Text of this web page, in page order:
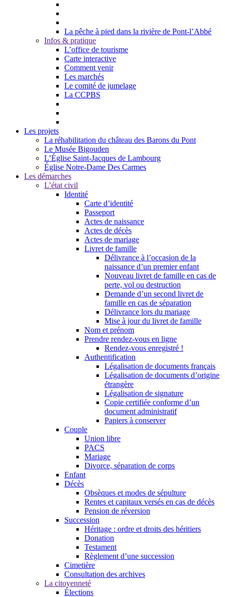
La pêche à pied dans la rivière de Pont-l’Abbé
Infos & pratique
L’office de tourisme
Carte interactive
Comment venir
Les marchés
Le comité de jumelage
La CCPBS
Les projets
La réhabilitation du château des Barons du Pont
Le Musée Bigouden
L’Église Saint-Jacques de Lambourg
Église Notre-Dame Des Carmes
Les démarches
L’état civil
Identité
Carte d’identité
Passeport
Actes de naissance
Actes de décès
Actes de mariage
Livret de famille
Délivrance à l’occasion de la
naissance d’un premier enfant
Nouveau livret de famille en cas de
perte, vol ou destruction
Demande d’un second livret de
famille en cas de séparation
Délivrance lors du mariage
Mise à jour du livret de famille
Nom et prénom
Prendre rendez-vous en ligne
Rendez-vous enregistré !
Authentification
Légalisation de documents français
Légalisation de documents d’origine
étrangère
Légalisation de signature
Copie certifiée conforme d’un
document administratif
Papiers à conserver
Couple
Union libre
PACS
Mariage
Divorce, séparation de corps
Enfant
Décès
Obsèques et modes de sépulture
Rentes et capitaux versés en cas de décès
Pension de réversion
Succession
Héritage : ordre et droits des héritiers
Donation
Testament
Règlement d’une succession
Cimetière
Consultation des archives
La citoyenneté
Élections